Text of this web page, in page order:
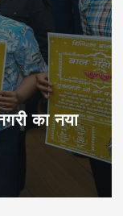
आदित्यम